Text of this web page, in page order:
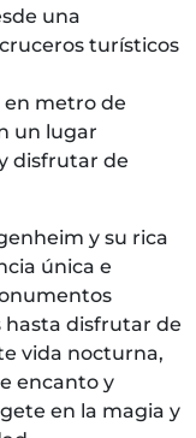
una
turísticos
en metro de
un lugar
disfrutar de
y su rica
única e
hasta disfrutar de
vida nocturna,
encanto y
en la magia y